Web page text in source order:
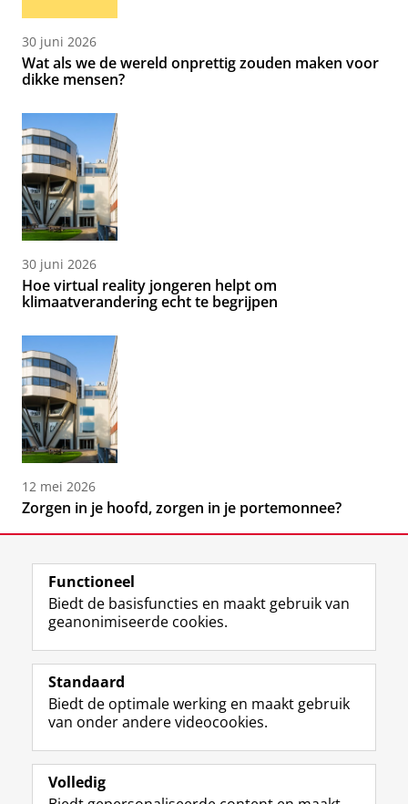
30 juni 2026
Wat als we de wereld onprettig zouden maken voor
dikke mensen?
30 juni 2026
Hoe virtual reality jongeren helpt om
klimaatverandering echt te begrijpen
12 mei 2026
Zorgen in je hoofd, zorgen in je portemonnee?
Volg de RUG
F
a
e
b
o
p
L
i
k
e
I
-
R
S
-
f
e
R
I
n
t
r
m
Y
o
T
e
k
Studiekiezers
Alumni
Functioneel
Biedt de basisfuncties en maakt gebruik van
geanonimiseerde cookies.
Standaard
Biedt de optimale werking en maakt gebruik
van onder andere videocookies.
Volledig